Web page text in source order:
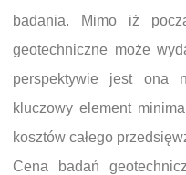
badania. Mimo iż
geotechniczne może
perspektywie jest ona
kluczowy element
kosztów całego
Cena badań